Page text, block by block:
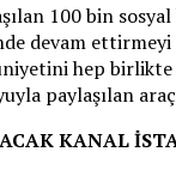
100 bin
devam
hep
paylaşılan
KANAL